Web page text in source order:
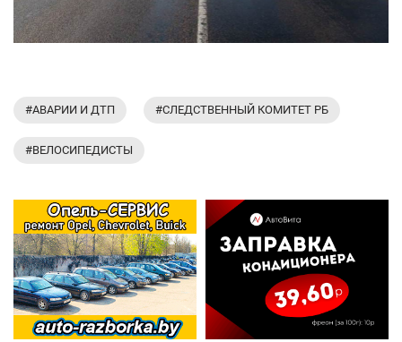
#АВАРИИ И ДТП #СЛЕДСТВЕННЫЙ КОМИТЕТ РБ
#ВЕЛОСИПЕДИСТЫ